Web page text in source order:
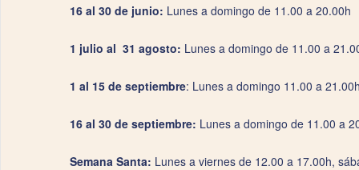
16 al 30 de junio: Lunes a domingo de 11.00 a 20.00h
1 julio al 31 agosto: Lunes a domingo de 11.00 a
1 al 15 de septiembre: Lunes a domingo 11.00 a
16 al 30 de septiembre: Lunes a domingo de 11.00 a
Semana Santa: Lunes a viernes de 12.00 a 17.00h,